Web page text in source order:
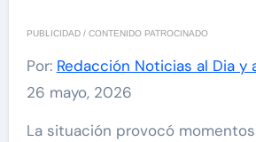
PUBLICIDAD / CONTENIDO PATROCINADO
Por: Redacción Noticias al Dia y
26 mayo, 2026
La situación provocó momentos de tensión